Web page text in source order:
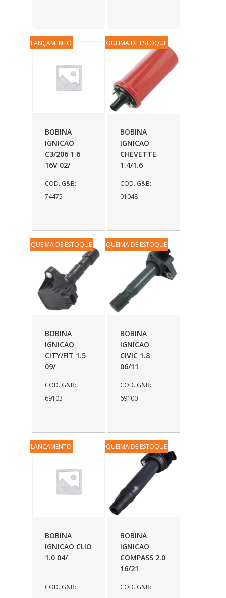
BOBINA
IGNICAO
C3/206 1.6
16V 02/
COD. G&B:
74475
LANÇAMENTO
BOBINA
IGNICAO
CHEVETTE
1.4/1.6
COD. G&B:
01048
QUEIMA DE ESTOQUE
BOBINA
IGNICAO
CITY/FIT 1.5
09/
COD. G&B:
69103
QUEIMA DE ESTOQUE
BOBINA
IGNICAO
CIVIC 1.8
06/11
COD. G&B:
69100
QUEIMA DE ESTOQUE
BOBINA
IGNICAO CLIO
1.0 04/
COD. G&B:
LANÇAMENTO
BOBINA
IGNICAO
COMPASS 2.0
16/21
COD. G&B:
QUEIMA DE ESTOQUE